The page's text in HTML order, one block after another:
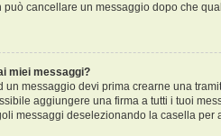
cancellare un messaggio dopo che
miei messaggi?
un messaggio devi prima crearne una
aggiungere una firma a tutti i tuoi
messaggi deselezionando la casella per